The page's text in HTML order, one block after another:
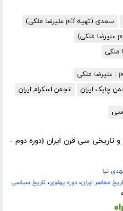
سعدی (تهیه pdf علیرضا ملکی)
چابک ایران انجمن اسکرام ایران
تاریخی سی قرن ایران (دوره دوم -
نیا
معاصر ایران،دوره پهلوی،تاریخ سیاسی